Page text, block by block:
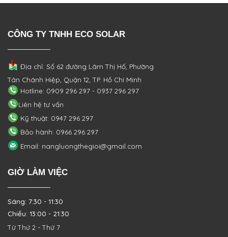
CÔNG TY TNHH ECO SOLAR
Địa chỉ: Số 62 đường Lâm Thị Hố, Phường
Tân Chánh Hiệp, Quận 12, TP. Hồ Chí Minh
Hotline: 0909 296 297 - 0937 296 297
Liên hệ tư vấn
Kỹ thuật: 0947 296 297
Bảo hành: 0966 296 297
Email: nangluongthegioi@gmail.com
GIỜ LÀM VIỆC
Sáng: 7:30 - 11:30
Chiều: 13:00 - 21:30
Từ Thứ 2 - Thứ 7